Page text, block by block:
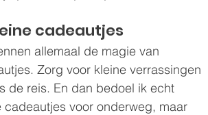
cadeautjes
allemaal de magie van
Zorg voor kleine verrassingen
de reis. En dan bedoel ik echt
cadeautjes voor onderweg, maar